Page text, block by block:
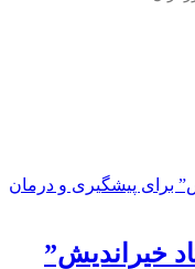
خیراندیش”